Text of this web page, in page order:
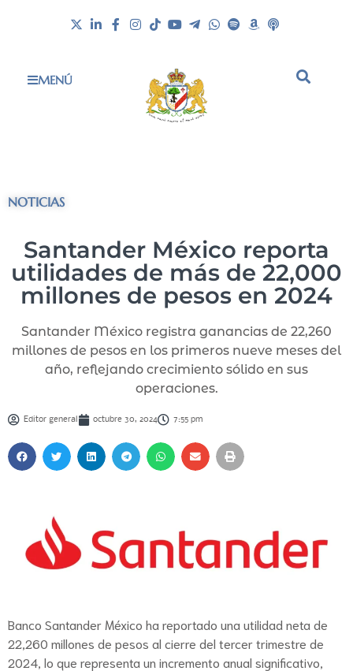
MENÚ
NOTICIAS
Santander México reporta
utilidades de más de 22,000
millones de pesos en 2024
Santander México registra ganancias de 22,260
millones de pesos en los primeros nueve meses del
año, reflejando crecimiento sólido en sus
operaciones.
Editor general octubre 30, 2024 7:55 pm
Banco Santander México ha reportado una utilidad neta de
22,260 millones de pesos al cierre del tercer trimestre de
2024, lo que representa un incremento anual significativo,